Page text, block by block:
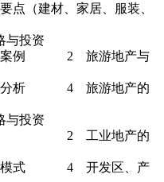
（建材、家居、服装、
与投资
典案例 2 旅游地产与
境分析 4 旅游地产的
与投资
况 2 工业地产的
营模式 4 开发区、产